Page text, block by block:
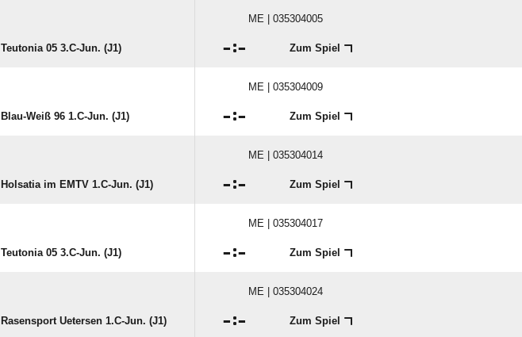
ME | 035304005
Teutonia 05 3.C-Jun. (J1) : Zum Spiel
ME | 035304009
Blau-Weiß 96 1.C-Jun. (J1) : Zum Spiel
ME | 035304014
Holsatia im EMTV 1.C-Jun. (J1) : Zum Spiel
ME | 035304017
Teutonia 05 3.C-Jun. (J1) : Zum Spiel
ME | 035304024
Rasensport Uetersen 1.C-Jun. (J1) : Zum Spiel